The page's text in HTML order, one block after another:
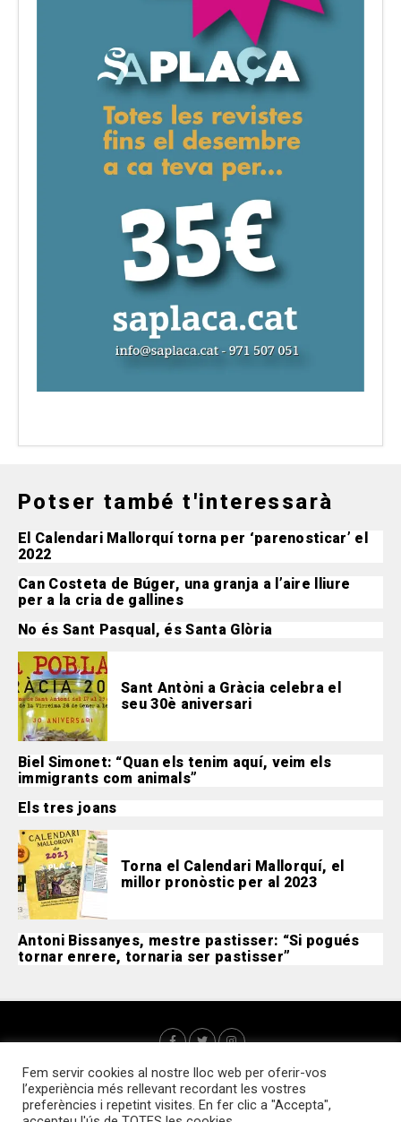
Potser també t'interessarà
El Calendari Mallorquí torna per ‘parenosticar’ el
2022
Can Costeta de Búger, una granja a l’aire lliure
per a la cria de gallines
No és Sant Pasqual, és Santa Glòria
Sant Antòni a Gràcia celebra el
seu 30è aniversari
Biel Simonet: “Quan els tenim aquí, veim els
immigrants com animals”
Els tres joans
Torna el Calendari Mallorquí, el
millor pronòstic per al 2023
Antoni Bissanyes, mestre pastisser: “Si pogués
tornar enrere, tornaria ser pastisser”
Fem servir cookies al nostre lloc web per oferir-vos
l’experiència més rellevant recordant les vostres
preferències i repetint visites. En fer clic a "Accepta",